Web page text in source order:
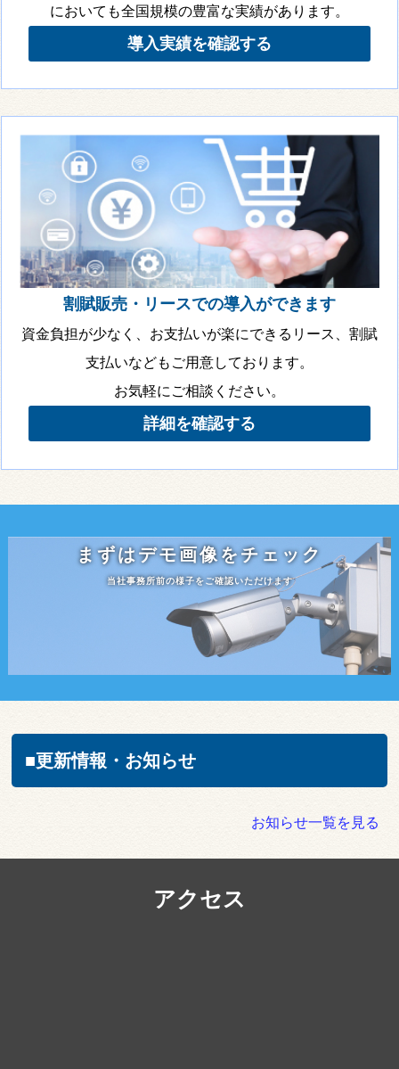
においても全国規模の豊富な実績があります。
導入実績を確認する
割賦販売・リースでの導入ができます
資金負担が少なく、お支払いが楽にできるリース、割賦
支払いなどもご用意しております。
お気軽にご相談ください。
詳細を確認する
まずはデモ画像をチェック
当社事務所前の様子をご確認いただけます
■更新情報・お知らせ
お知らせ一覧を見る
アクセス